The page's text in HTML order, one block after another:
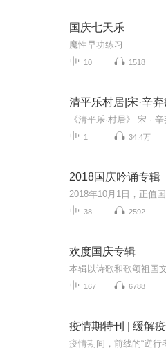
国庆七天乐
魔性早功练习
10 1518
清平乐村居|宋·辛
1 34.4万
2018国庆吟诵专辑
38 2592
欢度国庆专辑
167 6788
疫情期特刊 | 缓解